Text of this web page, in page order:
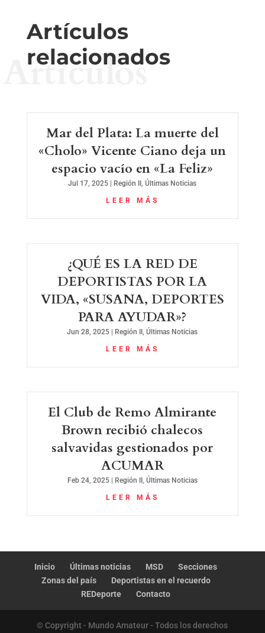
Artículos
relacionados
Artículos
Mar del Plata: La muerte del
«Cholo» Vicente Ciano deja un
espacio vacío en «La Feliz»
Jul 17, 2025 Región II,Últimas Noticias
LEER MÁS
¿QUÉ ES LA RED DE
DEPORTISTAS POR LA
VIDA, «SUSANA, DEPORTES
PARA AYUDAR»?
Jun 28, 2025 Región II,Últimas Noticias
LEER MÁS
El Club de Remo Almirante
Brown recibió chalecos
salvavidas gestionados por
ACUMAR
Feb 24, 2025| Región II , Últimas Noticias
LEER MÁS
Inicio Últimas noticias MSD
Secciones
Zonas del país
Deportistas en el recuerdo
REDeporte
Contacto
© Copyright - Mundo Amateur - Todos los derechos